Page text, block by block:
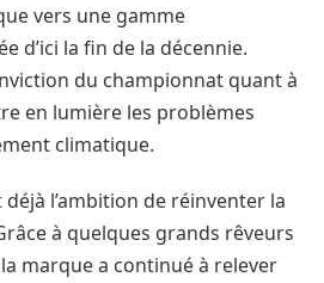
vers une gamme
d’ici la fin de la décennie.
du championnat quant à
en lumière les problèmes
climatique.
déjà l’ambition de réinventer la
à quelques grands rêveurs
marque a continué à relever